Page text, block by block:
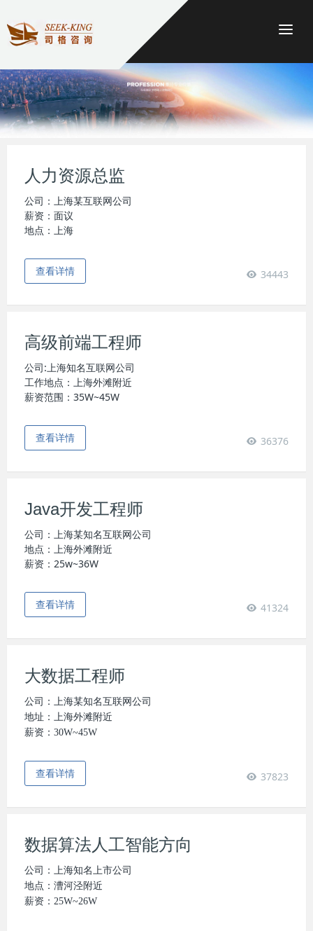
人力资源总监
公司：上海某互联网公司
薪资：面议
地点：上海
34443
查看详情
高级前端工程师
公司:上海知名互联网公司
工作地点：上海外滩附近
薪资范围：35W~45W
36376
查看详情
Java开发工程师
公司：上海某知名互联网公司
地点：上海外滩附近
薪资：25w~36W
41324
查看详情
大数据工程师
公司：上海某知名互联网公司
地址：上海外滩附近
薪资： 30W~45W
37823
查看详情
数据算法人工智能方向
公司：上海知名上市公司
地点：漕河泾附近
薪资：25W~26W